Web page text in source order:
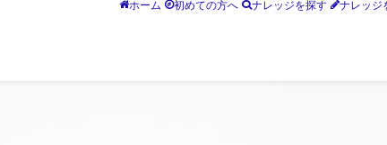
ホーム 初めての方へ ナレッジを探す ナレッジ